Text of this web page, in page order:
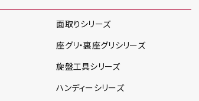
面取りシリーズ
座グリ・裏座グリシリーズ
旋盤工具シリーズ
ハンディーシリーズ